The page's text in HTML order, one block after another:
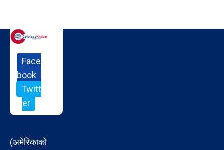
Face
book
Twitt
er
(अमेरिकाको